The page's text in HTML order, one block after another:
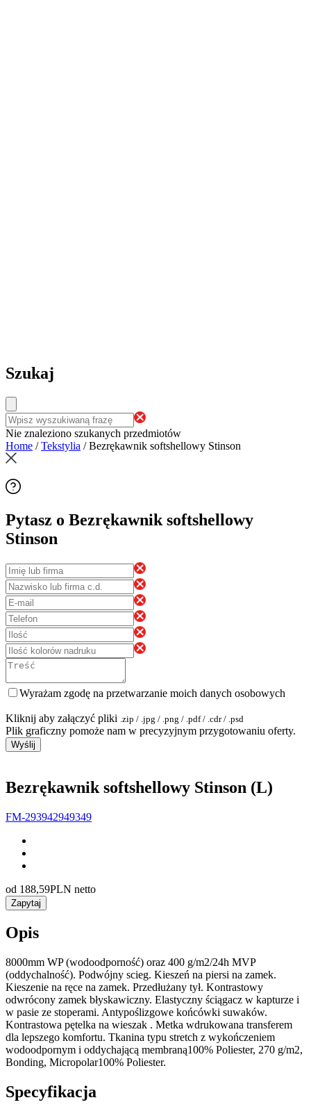
Szukaj
Nie znaleziono szukanych przedmiotów
Home /Tekstylia /Bezrękawnik softshellowy Stinson
Pytasz o Bezrękawnik softshellowy
Stinson
Wyrażam zgodę na przetwarzanie moich danych osobowych
Kliknij aby załączyć pliki .zip / .jpg / .png / .pdf / .cdr / .psd
Plik graficzny pomoże nam w precyzyjnym przygotowaniu oferty.
Wyślij
Bezrękawnik softshellowy Stinson (L)
FM-293942949349
od 188,59PLN netto
Zapytaj
Opis
8000mm WP (wodoodporność) oraz 400 g/m2/24h MVP
(oddychalność). Podwójny scieg. Kieszeń na piersi na zamek.
Kieszenie na ręce na zamek. Przedłużany tył. Kontrastowy
odwrócony zamek błyskawiczny. Elastyczny ściągacz w kapturze i
w pasie ze stoperami. Antypoślizgowe końcówki suwaków.
Kontrastowa pętelka na wieszak . Metka wdrukowana transferem
dla lepszego komfortu. Tkanina typu stretch z wykończeniem
wodoodpornym i oddychającą membraną100% Poliester, 270 g/m2,
Bonding, Micropolar100% Poliester.
Specyfikacja